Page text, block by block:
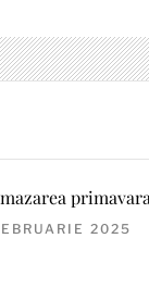
2025